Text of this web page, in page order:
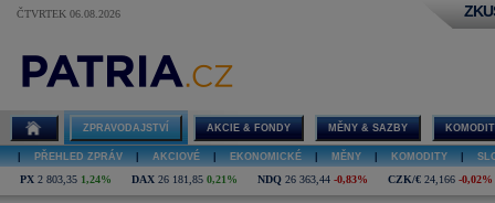
ČTVRTEK 06.08.2026
ZPRAVODAJSTVÍ AKCIE & FONDY MĚNY & SAZBY
PŘEHLED ZPRÁV AKCIOVÉ EKONOMICKÉ MĚNY KOMODITY
PX 2 803,35 1,24% DAX 26 181,85 0,21% NDQ 26 363,44 -0,83% CZK/€ 24,166 -0,02%